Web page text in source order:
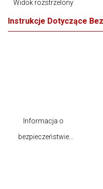
Widok rozstrzelony
Instrukcje Dotyczące
Informacja o
bezpieczeństwie